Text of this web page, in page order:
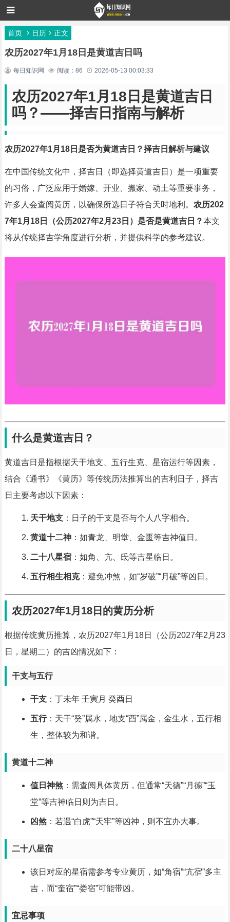
首页 日历 正文
农历2027年1月18日是黄道吉日吗
每日知识网 阅读：86 2026-05-13 00:03:33
农历2027年1月18日是黄道吉日
吗？——择吉日指南与解析
农历2027年1月18日是否为黄道吉日？择吉日解析与建议
在中国传统文化中，择吉日（即选择黄道吉日）是一项重要
的习俗，广泛应用于婚嫁、开业、搬家、动土等重要事务，
许多人会查阅黄历，以确保所选日子符合天时地利。 农历202
7年1月18日（公历2027年2月23日）是否是黄道吉日？本文
将从传统择吉学角度进行分析，并提供科学的参考建议。
什么是黄道吉日？
黄道吉日是指根据天干地支、五行生克、星宿运行等因素，
结合《通书》《黄历》等传统历法推算出的吉利日子，择吉
日主要考虑以下因素：
天干地支：日子的干支是否与个人八字相合。
黄道十二神：如青龙、明堂、金匮等吉神值日。
二十八星宿：如角、亢、氐等吉星临日。
五行相生相克：避免冲煞，如“岁破”“月破”等凶日。
农历2027年1月18日的黄历分析
根据传统黄历推算，农历2027年1月18日（公历2027年2月23
日，星期二）的吉凶情况如下：
干支与五行
干支：丁未年 壬寅月 癸酉日
五行：天干“癸”属水，地支“酉”属金，金生水，五行相
生，整体较为和谐。
黄道十二神
值日神煞：需查阅具体黄历，但通常“天德”“月德”“玉
堂”等吉神临日则为吉日。
凶煞：若遇“白虎”“天牢”等凶神，则不宜办大事。
二十八星宿
该日对应的星宿需参考专业黄历，如“角宿”“亢宿”多主
吉，而“奎宿”“娄宿”可能带凶。
宜忌事项